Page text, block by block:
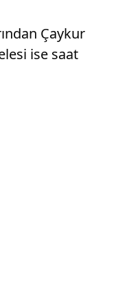
Çaykur
ise saat